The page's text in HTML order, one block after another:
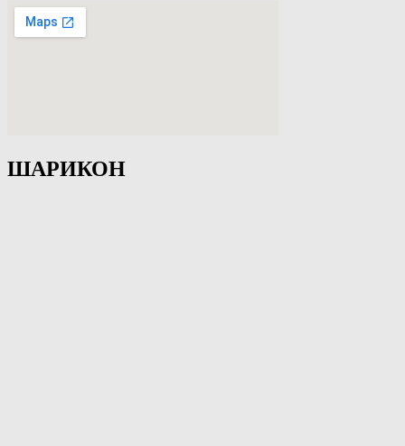
ШАРИКОН